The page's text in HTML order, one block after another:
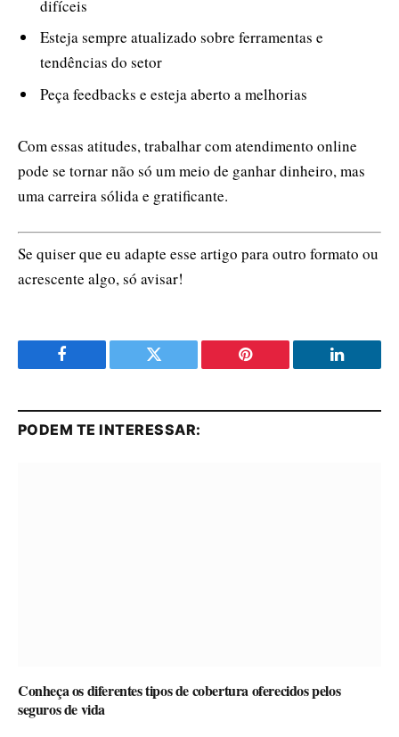
difíceis
Esteja sempre atualizado sobre ferramentas e
tendências do setor
Peça feedbacks e esteja aberto a melhorias
Com essas atitudes, trabalhar com atendimento online
pode se tornar não só um meio de ganhar dinheiro, mas
uma carreira sólida e gratificante.
Se quiser que eu adapte esse artigo para outro formato ou
acrescente algo, só avisar!
Facebook Twitter Pinterest LinkedIn
PODEM TE INTERESSAR:
Conheça os diferentes tipos de cobertura oferecidos pelos
seguros de vida